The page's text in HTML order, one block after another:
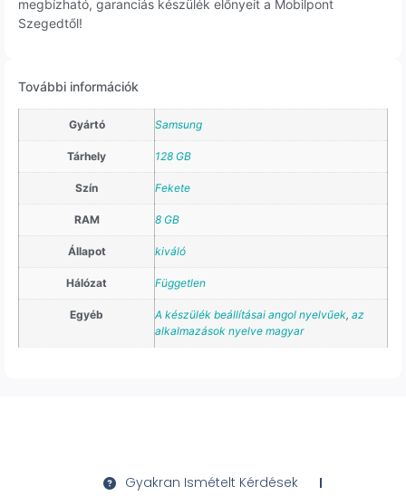
megbízható, garanciás készülék előnyeit a Mobilpont
Szegedtől!
További információk
Gyártó Samsung
Tárhely 128 GB
Szín Fekete
RAM 8 GB
Állapot kiváló
Hálózat Független
Egyéb A készülék beállításai angol nyelvűek, az
alkalmazások nyelve magyar
Gyakran Ismételt Kérdések